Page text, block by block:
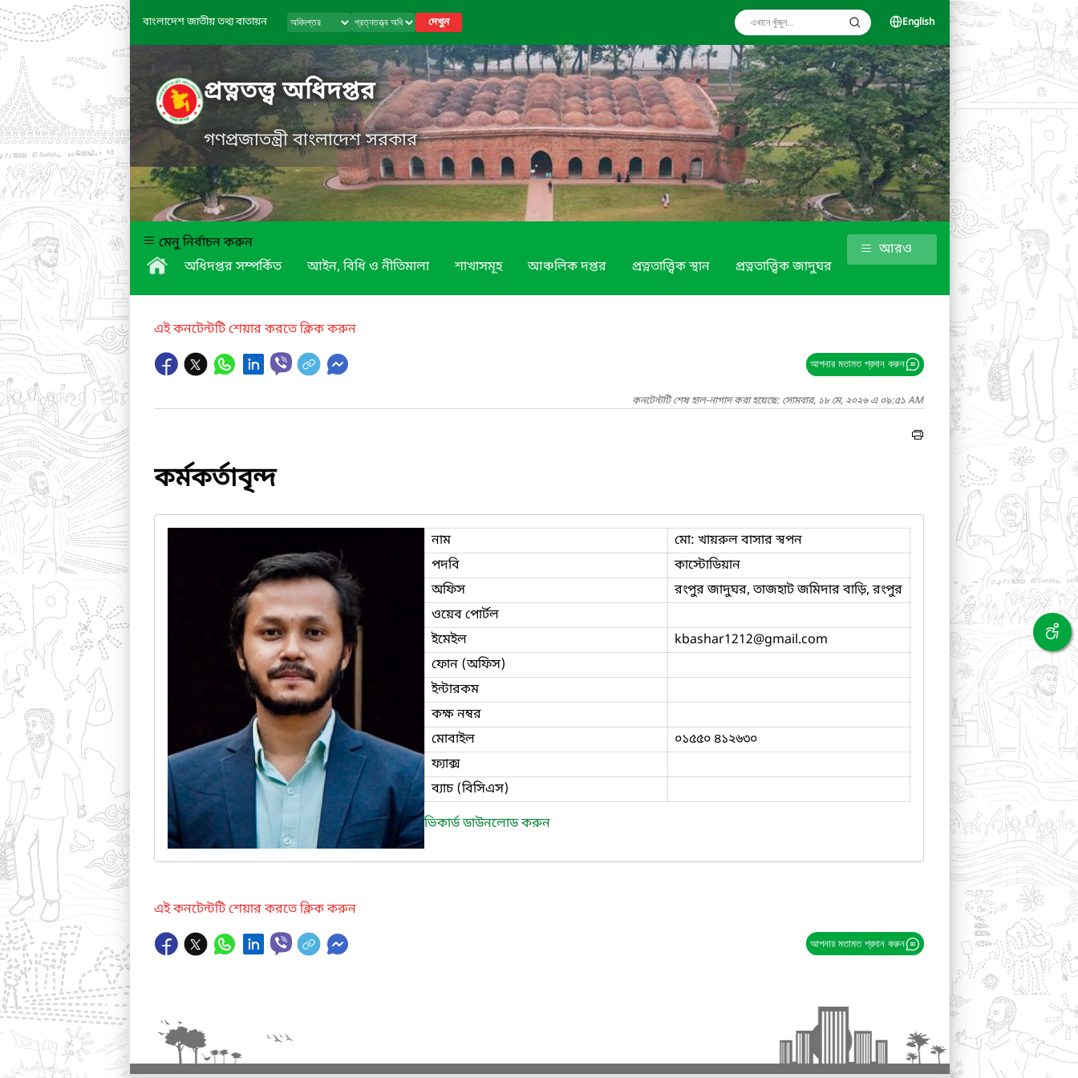
বাংলাদেশ জাতীয় তথ্য বাতায়ন দেখুন English
প্রত্নতত্ত্ব অধিদপ্তর
গণপ্রজাতন্ত্রী বাংলাদেশ সরকার
মেনু নির্বাচন করুন
অধিদপ্তর সম্পর্কিত
আইন, বিধি ও নীতিমালা শাখাসমূহ আঞ্চলিক দপ্তর প্রত্নতাত্ত্বিক স্থান প্রত্নতাত্ত্বিক জাদুঘর
আরও
এই কনটেন্টটি শেয়ার করতে ক্লিক করুন
আপনার মতামত প্রদান করুন
কনটেন্টটি শেষ হাল-নাগাদ করা হয়েছে: সোমবার, ১৮ মে, ২০২৬ এ ০৯:৫১ AM
কর্মকর্তাবৃন্দ
নাম
মো: খায়রুল বাসার স্বপন
পদবি
কাস্টোডিয়ান
অফিস
রংপুর জাদুঘর, তাজহাট জমিদার বাড়ি, রংপুর
ওয়েব পোর্টল
ইমেইল
kbashar1212@gmail.com
ফোন (অফিস)
ইন্টারকম
কক্ষ নম্বর
মোবাইল
০১৫৫০ ৪১২৬৩০
ফ্যাক্স
ব্যাচ (বিসিএস)
ভিকার্ড ডাউনলোড করুন
এই কনটেন্টটি শেয়ার করতে ক্লিক করুন
আপনার মতামত প্রদান করুন